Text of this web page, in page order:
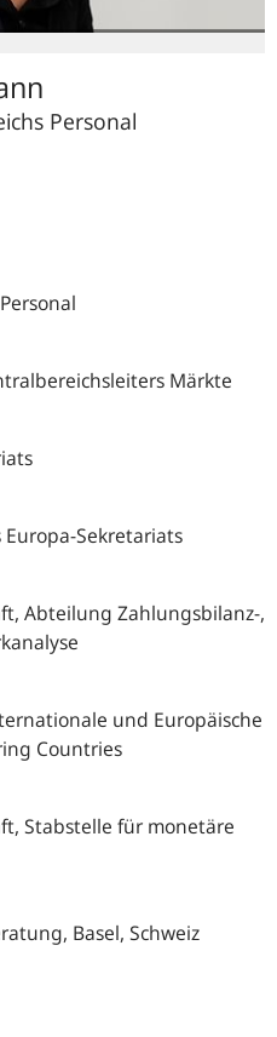
Personal
Märkte
Sekretariats
Abteilung Zahlungsbilanz-,
und Europäische
Countries
Stabstelle für monetäre
Basel, Schweiz